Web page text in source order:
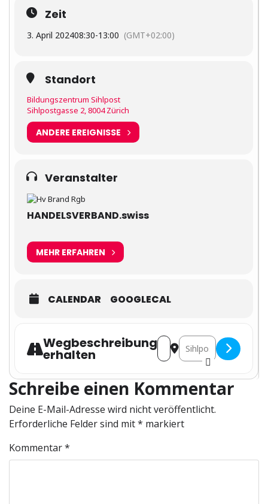
Zeit
3. April 202408:30-13:00 (GMT+02:00)
Standort
Bildungszentrum Sihlpost
Sihlpostgasse 2, 8004 Zürich
ANDERE EREIGNISSE
Veranstalter
HANDELSVERBAND.swiss
MEHR ERFAHREN
CALENDAR GOOGLECAL
Wegbeschreibung
erhalten
Address - Veranstaltung
Destination Address -
Schreibe einen Kommentar
Deine E-Mail-Adresse wird nicht veröffentlicht.
Erforderliche Felder sind mit* markiert
Kommentar*